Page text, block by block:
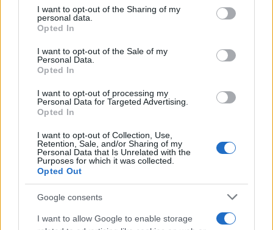
not limited to your visit or usage behaviour. You may click to
grant or deny consent to Google and its third-party tags to
use your data for below specified purposes in below Google
consent section.
I want to opt-out of the Sharing of my
personal data.
Opted In
I want to opt-out of the Sale of my
Personal Data.
Opted In
I want to opt-out of processing my
Personal Data for Targeted Advertising.
Opted In
I want to opt-out of Collection, Use,
Retention, Sale, and/or Sharing of my
Personal Data that Is Unrelated with the
Purposes for which it was collected.
Opted Out
Google consents
I want to allow Google to enable storage
ΟΔΔΥ: Λιμουζίνες από... 400 ευρώ - Πως θα τις
23.09.2021 11:31